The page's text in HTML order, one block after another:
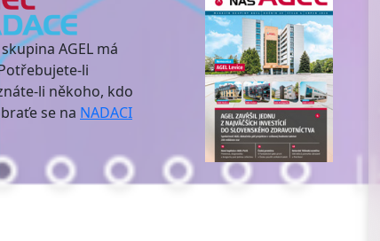
AGEL má
li
li někoho, kdo
se na NADACI